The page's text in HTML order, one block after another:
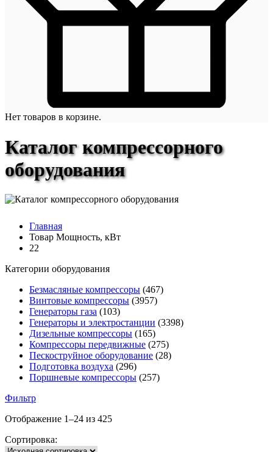
Нет товаров в корзине.
Каталог компрессорного
оборудования
Главная
Товар Мощность, кВт
22
Категории оборудования
Безмасляные компрессоры (467)
Винтовые компрессоры (3957)
Генераторы газа (103)
Генераторы и электростанции (3398)
Дизельные компрессоры (165)
Компрессоры передвижные (275)
Пескоструйное оборудование (28)
Подготовка воздуха (296)
Поршневые компрессоры (257)
Фильтр
Отображение 1–24 из 425
Сортировка: